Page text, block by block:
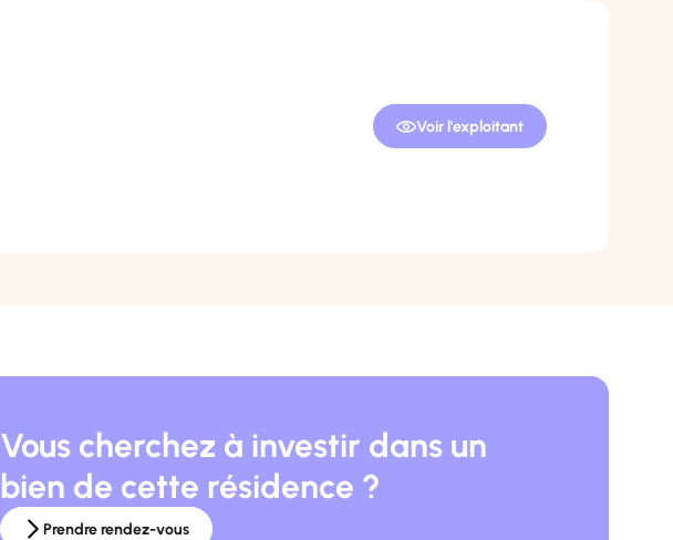
Voir l'exploitant
Vous cherchez à investir dans un
bien de cette résidence ?
Prendre rendez-vous